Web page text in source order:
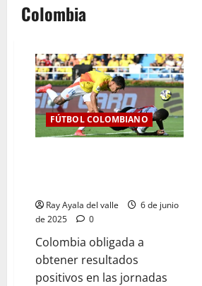
Colombia
FÚTBOL COLOMBIANO
Ray Ayala del valle
6 de junio
de 2025
0
Colombia obligada a
obtener resultados
positivos en las jornadas